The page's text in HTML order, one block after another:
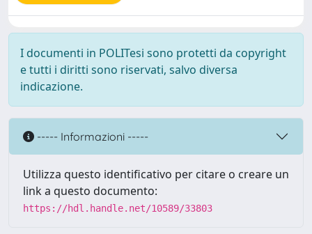
I documenti in POLITesi sono protetti da copyright
e tutti i diritti sono riservati, salvo diversa
indicazione.
----- Informazioni -----
Utilizza questo identificativo per citare o creare un
link a questo documento:
https://hdl.handle.net/10589/33803